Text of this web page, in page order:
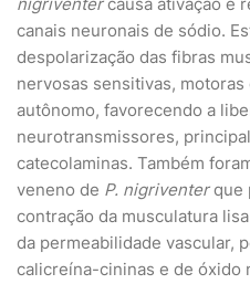
canais neuronais de sódio.
despolarização das fibras
nervosas sensitivas,
autônomo, favorecendo a
neurotransmissores,
catecolaminas. Também
veneno de P. nigriventerque
contração da musculatura
da permeabilidade vascular,
calicreína-cininas e de